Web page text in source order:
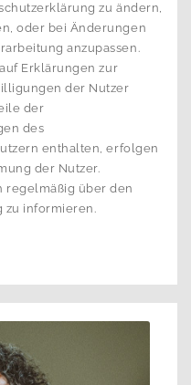
zu ändern,
oder bei Änderungen
anzupassen.
Erklärungen zur
der Nutzer
der
des
enthalten, erfolgen
der Nutzer.
regelmäßig über den
zu informieren.